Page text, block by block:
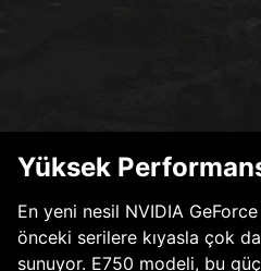
Yüksek
En yeni nesil NVIDIA
önceki serilere kıyasla çok
sunuyor. E750 modeli, bu